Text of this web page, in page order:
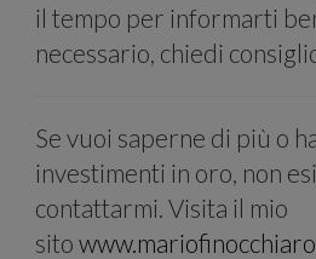
il tempo per informarti
necessario, chiedi
Se vuoi saperne di più o
investimenti in oro, non
contattarmi. Visita il mio
sito